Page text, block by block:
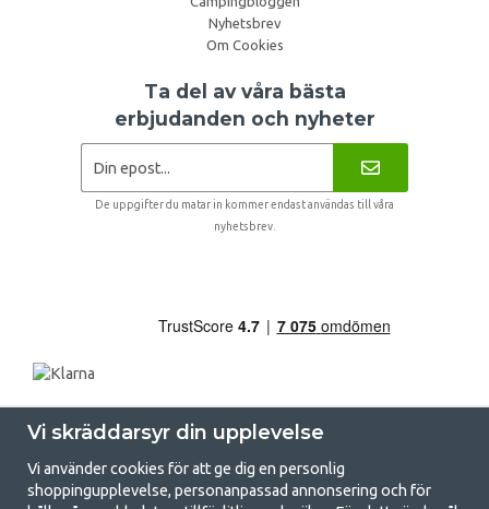
Nyhetsbrev
Om Cookies
Ta del av våra bästa
erbjudanden och nyheter
De uppgifter du matar in kommer endast användas till våra
nyhetsbrev.
Vi skräddarsyr din upplevelse
Vi använder cookies för att ge dig en personlig
shoppingupplevelse, personanpassad annonsering och för